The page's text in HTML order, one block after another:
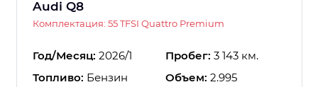
Audi Q8
Комплектация: 55 TFSI Quattro Premium
Год/Месяц: 2026/1 Пробег: 3 143 км.
Топливо: Бензин Объем: 2.995